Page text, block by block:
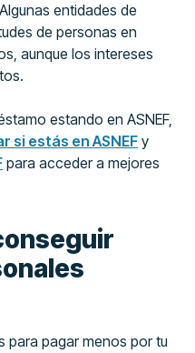
entidades de
de personas en
aunque los intereses
estando en ASNEF,
si estás en ASNEF y
para acceder a mejores
para pagar menos por tu